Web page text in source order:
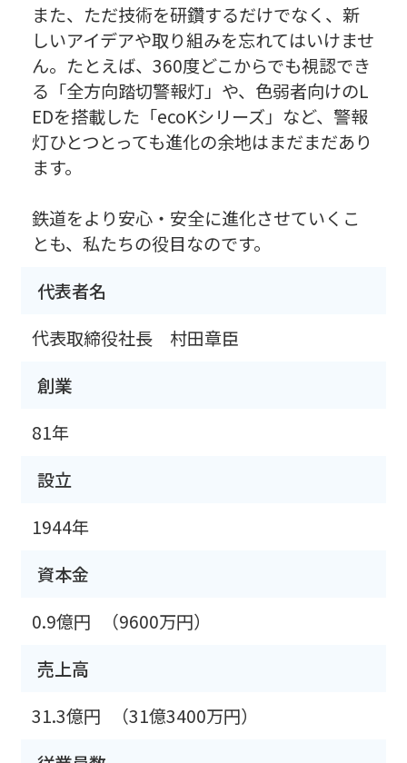
また、ただ技術を研鑽するだけでなく、新
しいアイデアや取り組みを忘れてはいけませ
ん。たとえば、360度どこからでも視認でき
る「全方向踏切警報灯」や、色弱者向けのL
EDを搭載した「ecoKシリーズ」など、警報
灯ひとつとっても進化の余地はまだまだあり
ます。
鉄道をより安心・安全に進化させていくこ
とも、私たちの役目なのです。
代表者名
代表取締役社長 村田章臣
創業
81年
設立
1944年
資本金
0.9億円
（9600万円）
売上高
31.3億円
（31億3400万円）